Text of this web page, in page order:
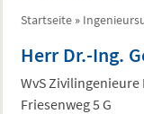
Startseite »
Herr Dr.-Ing.
WvS
Friesenweg 5 G